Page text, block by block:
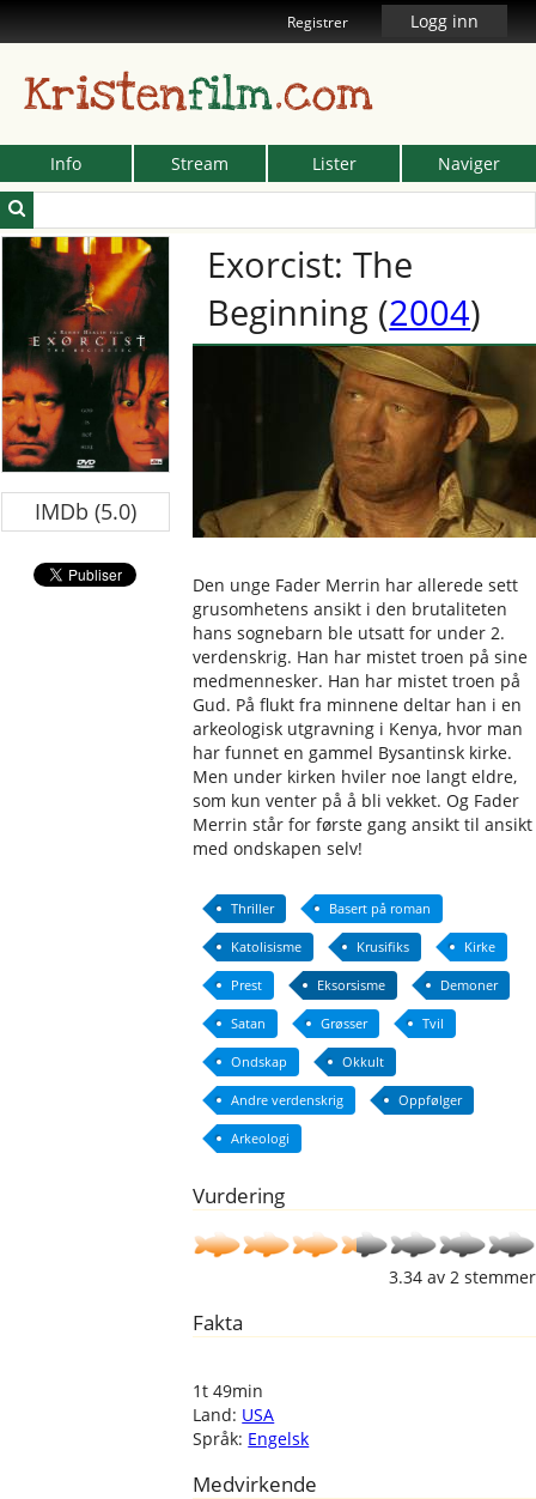
Registrer Logg inn
Kristenfilm.com
Info Stream Lister Naviger
IMDb (5.0)
Exorcist: The
Beginning (2004)
Den unge Fader Merrin har allerede sett
grusomhetens ansikt i den brutaliteten
hans sognebarn ble utsatt for under 2.
verdenskrig. Han har mistet troen på sine
medmennesker. Han har mistet troen på
Gud. På flukt fra minnene deltar han i en
arkeologisk utgravning i Kenya, hvor man
har funnet en gammel Bysantinsk kirke.
Men under kirken hviler noe langt eldre,
som kun venter på å bli vekket. Og Fader
Merrin står for første gang ansikt til ansikt
med ondskapen selv!
Thriller Basert på roman
Katolisisme Krusifiks Kirke
Prest Eksorsisme Demoner
Satan Grøsser Tvil
Ondskap Okkult
Andre verdenskrig Oppfølger
Arkeologi
Vurdering
3.34av 2 stemmer
Fakta
1t 49min
Land: USA
Språk: Engelsk
Medvirkende